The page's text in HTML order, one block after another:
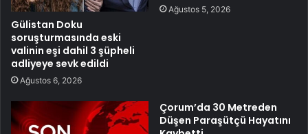
Gülistan Doku
soruşturmasında eski
valinin eşi dahil 3 şüpheli
adliyeye sevk edildi
Ağustos 6, 2026
Ağustos 5, 2026
Çorum’da 30 Metreden
Düşen Paraşütçü Hayatını